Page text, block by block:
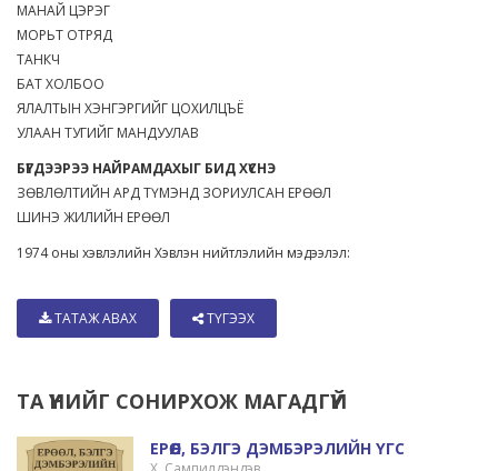
МАНАЙ ЦЭРЭГ
МОРЬТ ОТРЯД
ТАНКЧ
БАТ ХОЛБОО
ЯЛАЛТЫН ХЭНГЭРГИЙГ ЦОХИЛЦЪЁ
УЛААН ТУГИЙГ МАНДУУЛАВ
БҮГДЭЭРЭЭ НАЙРАМДАХЫГ БИД ХҮСНЭ
ЗӨВЛӨЛТИЙН АРД ТҮМЭНД ЗОРИУЛСАН ЕРӨӨЛ
ШИНЭ ЖИЛИЙН ЕРӨӨЛ
1974 оны хэвлэлийн Хэвлэн нийтлэлийн мэдээлэл:
ТАТАЖ АВАХ ТҮГЭЭХ
ТА ҮҮНИЙГ СОНИРХОЖ МАГАДГҮЙ
ЕРӨӨЛ, БЭЛГЭ ДЭМБЭРЭЛИЙН ҮГС